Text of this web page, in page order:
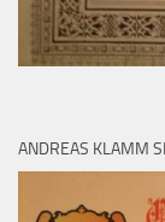
ANDREAS KLAMM